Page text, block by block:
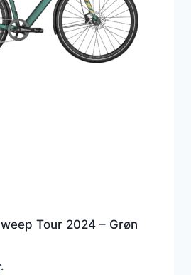
Tour 2024 – Grøn
Den